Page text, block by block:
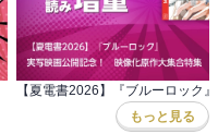
もっと見る